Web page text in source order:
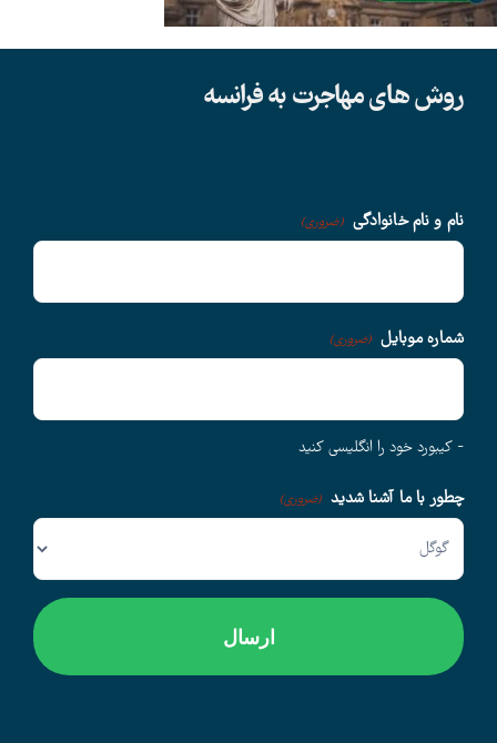
سوالات متداول
اخبار
روش های مهاجرت به فرانسه
نام و نام خانوادگی (ضروری)
شماره موبایل (ضروری)
- کیبورد خود را انگلیسی کنید
چطور با ما آشنا شدید (ضروری)